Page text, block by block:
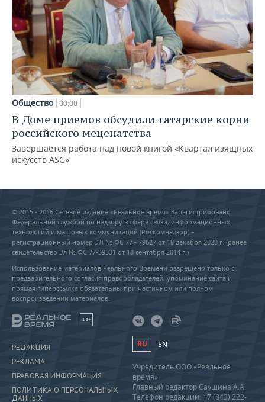
Общество 00:00
В Доме приемов обсудили татарские корни
российского меценатства
Завершается работа над новой книгой «Квартал изящных
искусств ASG»
© 2015 - 2026 Сетевое издание «Реальное время» Зарегистрировано
Федеральной службой по надзору в сфере связи, информационных
технологий и массовых коммуникаций (Роскомнадзор) –
регистрационный номер ЭЛ № ФС 77 - 79627 от 18 декабря 2020 г. (ранее
свидетельство Эл № ФС 77-59331 от 18 сентября 2014 г.)
Использование материалов Реального Времени разрешено только с
предварительного согласия правообладателей, упоминание сайта и
прямая гиперссылка обязательны при частичном или полном
воспроизведении материалов.
18+
РЕДАКЦИЯ
РЕКЛАМА
ПРАВОВАЯ ИНФОРМАЦИЯ
ПОЛИТИКА О ПЕРСОНАЛЬНЫХ
ДАННЫХ
RU EN
Учредитель ООО «Реальное
время»
Главный редактор Саушина А.А.
Телефон редакции: +7 (843) 222-